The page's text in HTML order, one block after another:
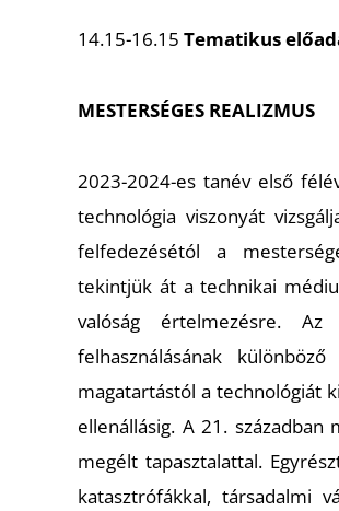
14.15-16.15 Tematikus
MESTERSÉGES REALIZMUS
2023-2024-es tanév első
technológia viszonyát
felfedezésétól a
tekintjük át a technikai
valóság értelmezésre.
felhasználásának
magatartástól a technológiát
ellenállásig. A 21. században
megélt tapasztalattal.
katasztrófákkal, társadalmi